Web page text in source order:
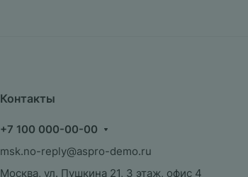
Контакты
+7 100 000-00-00
msk.no-reply@aspro-demo.ru
Москва, ул. Пушкина 21, 3 этаж, офис 4